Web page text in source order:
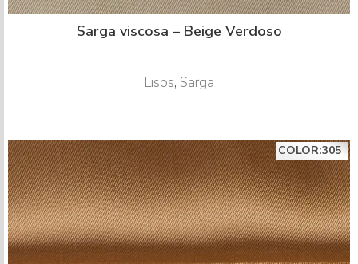
Sarga viscosa – Beige Verdoso
Lisos, Sarga
COLOR:305